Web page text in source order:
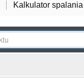
Kalkulator